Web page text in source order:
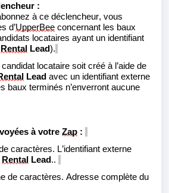
:
à ce déclencheur, vous
d’UpperBee concernant les baux
locataires ayant un identifiant
Rental Lead).
candidat locataire soit créé à l’aide de
Lead avec un identifiant externe
baux terminés n’enverront aucune
à votre Zap :
caractères. L’identifiant externe
Rental Lead ..
de caractères. Adresse complète du